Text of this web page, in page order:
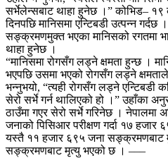
सर्भेलेन्सबाट थाहा हुनेछ ।” कोभिड–
दिनपछि मानिसमा एन्टिबडी उत्पन्न
सङ्क्रमणमुक्त भएका मानिसको रगतमा
थाहा हुनेछ ।
“मानिसमा रोगसँग लड्ने क्षमता हुन्छ ।
भएपछि उसमा भएको रोगसँग लड्ने
भन्नुभयो, “त्यही रोगसँग लड्ने एन्टिबडी
सेरो सर्भे गर्न थालिएको हो ।” उहाँका
ठाउँमा गएर सेरो सर्भे गरिनेछ ।
जनाको पिसिआर परीक्षण गर्दा १७
यस्तै ११ हजार ६९५ जना
सङ्क्रमणबाट मृत्यु भएको छ । –––